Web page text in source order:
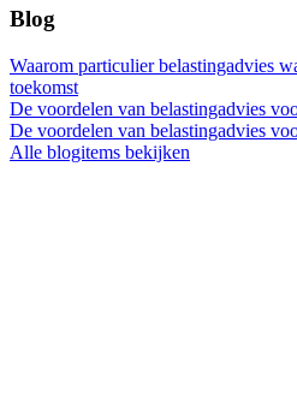
Blog
Waarom particulier belastingadvies
toekomst
De voordelen van belastingadvies
De voordelen van belastingadvies
Alle blogitems bekijken